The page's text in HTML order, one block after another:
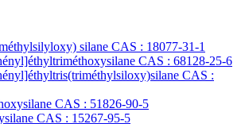
silane CAS : 18077-31-1
CAS : 68128-25-6
CAS :
CAS : 51826-90-5
CAS : 15267-95-5